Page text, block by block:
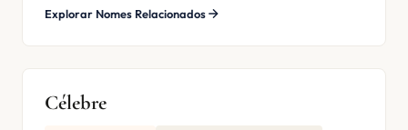
Explorar Nomes Relacionados
Célebre